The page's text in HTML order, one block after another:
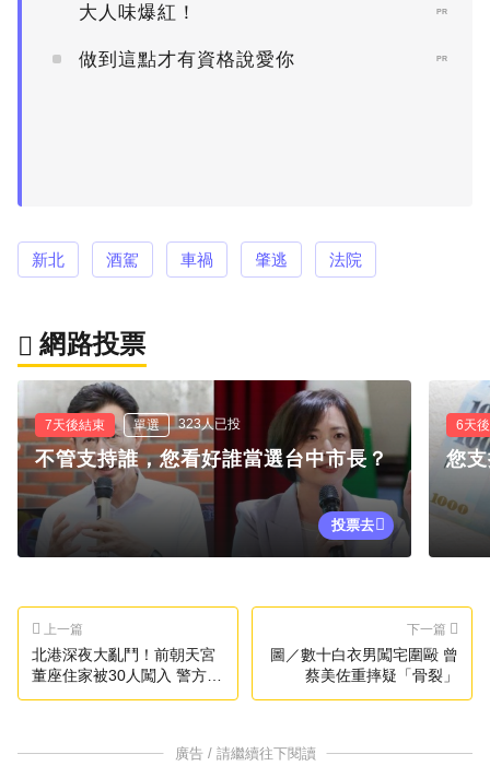
大人味爆紅！
PR
做到這點才有資格說愛你 PR
新北 酒駕 車禍 肇逃 法院
網路投票
7天後結束 單選 323人已投
不管支持誰，您看好誰當選台中市長？
投票去
6天
您
上一篇
北港深夜大亂鬥！前朝天宮
董座住家被30人闖入 警方遭
控包庇急回應
下一篇
圖／數十白衣男闖宅圍毆 曾
蔡美佐重摔疑「骨裂」
廣告 / 請繼續往下閱讀